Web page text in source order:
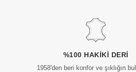
%100 HAKIKI DERI
1958'den beri konfor ve şıklığın